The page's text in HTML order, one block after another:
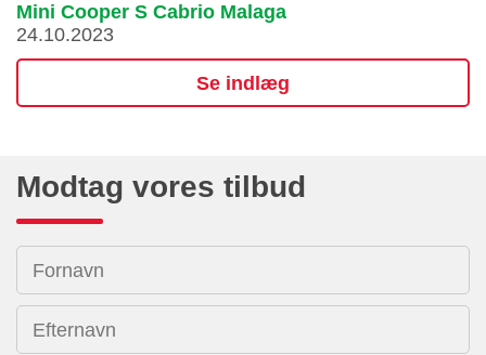
Mini Cooper S Cabrio Malaga
24.10.2023
Se indlæg
Modtag vores tilbud
Fornavn
Efternavn